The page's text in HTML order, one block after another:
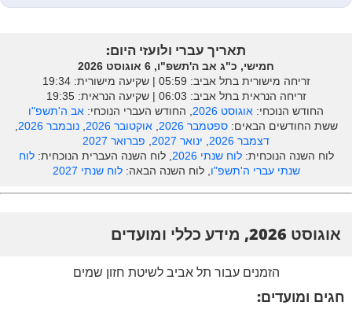
תאריך עברי ולועזי היום:
חמישי, כ"ג אב ה'תשפ"ו, 6 אוגוסט 2026
זריחה מישורית בתל אביב: ‎05:59 | שקיעה מישורית: 19:34
זריחה הנראית בתל אביב: ‎06:03 | שקיעה הנראית: 19:35
החודש הנוכחי: אוגוסט 2026 , החודש העברי הנוכחי: אב ה'תשפ"ו
ששת החודשים הבאים:ספטמבר 2026 ,אוקטובר 2026 ,נובמבר 2026
,
דצמבר 2026
, ינואר 2027 , פברואר 2027
לוח השנה הנוכחית:לוח שנתי 2026 , לוח השנה העברית הנוכחית:לוח
שנתי עברי ה'תשפ"ו, לוח השנה הבאה:לוח שנתי 2027
אוגוסט 2026, מידע כללי ומועדים
הזמנים עבור תל אביב לשיטת חזון שמים
חגים ומועדים: